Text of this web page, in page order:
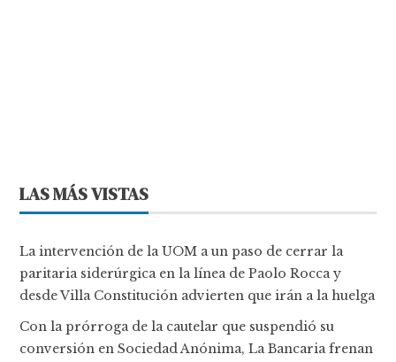
LAS MÁS VISTAS
La intervención de la UOM a un paso de cerrar la
paritaria siderúrgica en la línea de Paolo Rocca y
desde Villa Constitución advierten que irán a la huelga
Con la prórroga de la cautelar que suspendió su
conversión en Sociedad Anónima, La Bancaria frenan